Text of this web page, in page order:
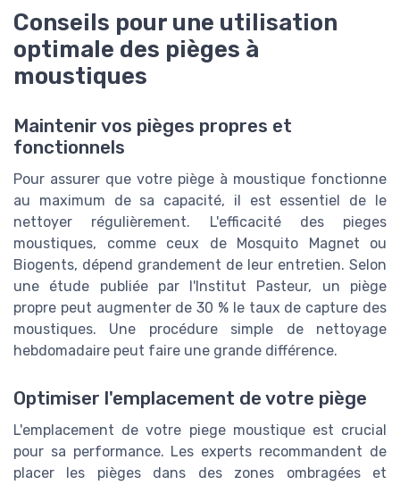
Conseils pour une utilisation
optimale des pièges à
moustiques
Maintenir vos pièges propres et
fonctionnels
Pour assurer que votre piège à moustique fonctionne
au maximum de sa capacité, il est essentiel de le
nettoyer régulièrement. L'efficacité des pieges
moustiques, comme ceux de Mosquito Magnet ou
Biogents, dépend grandement de leur entretien. Selon
une étude publiée par l'Institut Pasteur, un piège
propre peut augmenter de 30 % le taux de capture des
moustiques. Une procédure simple de nettoyage
hebdomadaire peut faire une grande différence.
Optimiser l'emplacement de votre piège
L'emplacement de votre piege moustique est crucial
pour sa performance. Les experts recommandent de
placer les pièges dans des zones ombragées et